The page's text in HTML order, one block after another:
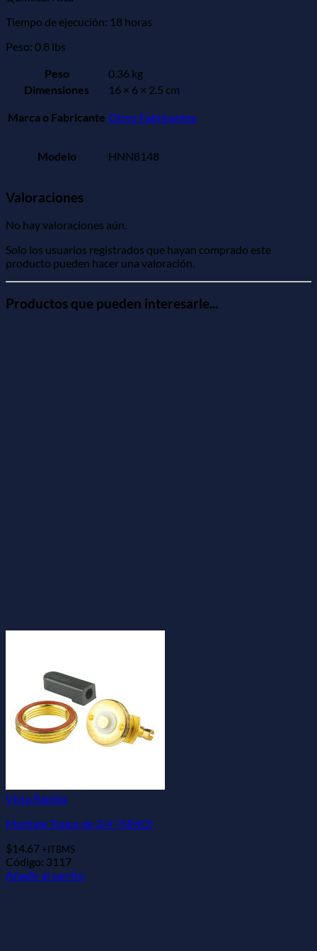
Tiempo de ejecución: 18 horas
Peso: 0.8 lbs
Peso
0.36 kg
Dimensiones
16 × 6 × 2.5 cm
Marca o Fabricante Otros Fabricantes
Modelo HNN8148
Valoraciones
No hay valoraciones aún.
Solo los usuarios registrados que hayan comprado este
producto pueden hacer una valoración.
Productos que pueden interesarle...
Vista Rápida
Montaje Típico de 3/4¨ (NMO)
$14.67 +ITBMS
Código: 3117
Añadir al carrito